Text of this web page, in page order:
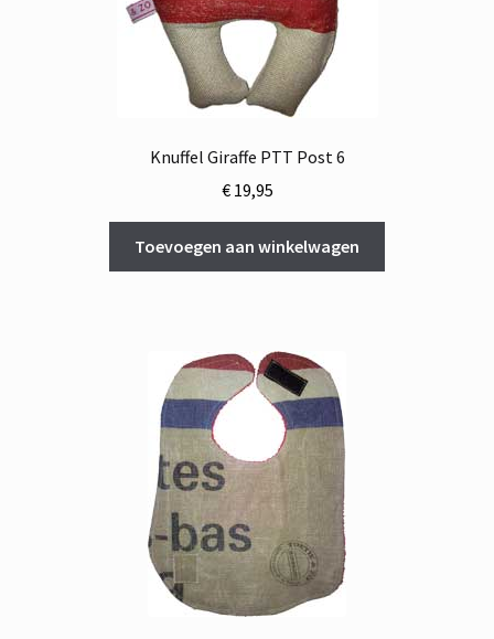
Knuffel Giraffe PTT Post 6
€19,95
Toevoegen aan winkelwagen